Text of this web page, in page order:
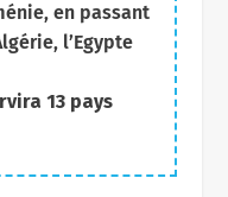
en passant
l’Egypte
13 pays